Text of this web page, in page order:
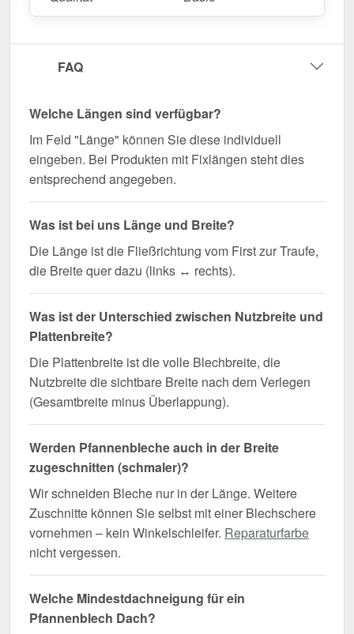
FAQ
Welche Längen sind verfügbar?
Im Feld "Länge" können Sie diese individuell
eingeben. Bei Produkten mit Fixlängen steht dies
entsprechend angegeben.
Was ist bei uns Länge und Breite?
Die Länge ist die Fließrichtung vom First zur Traufe,
die Breite quer dazu (links ↔ rechts).
Was ist der Unterschied zwischen Nutzbreite und
Plattenbreite?
Die Plattenbreite ist die volle Blechbreite, die
Nutzbreite die sichtbare Breite nach dem Verlegen
(Gesamtbreite minus Überlappung).
Werden Pfannenbleche auch in der Breite
zugeschnitten (schmaler)?
Wir schneiden Bleche nur in der Länge. Weitere
Zuschnitte können Sie selbst mit einer Blechschere
vornehmen – kein Winkelschleifer. Reparaturfarbe
nicht vergessen.
Welche Mindestdachneigung für ein
Pfannenblech Dach?